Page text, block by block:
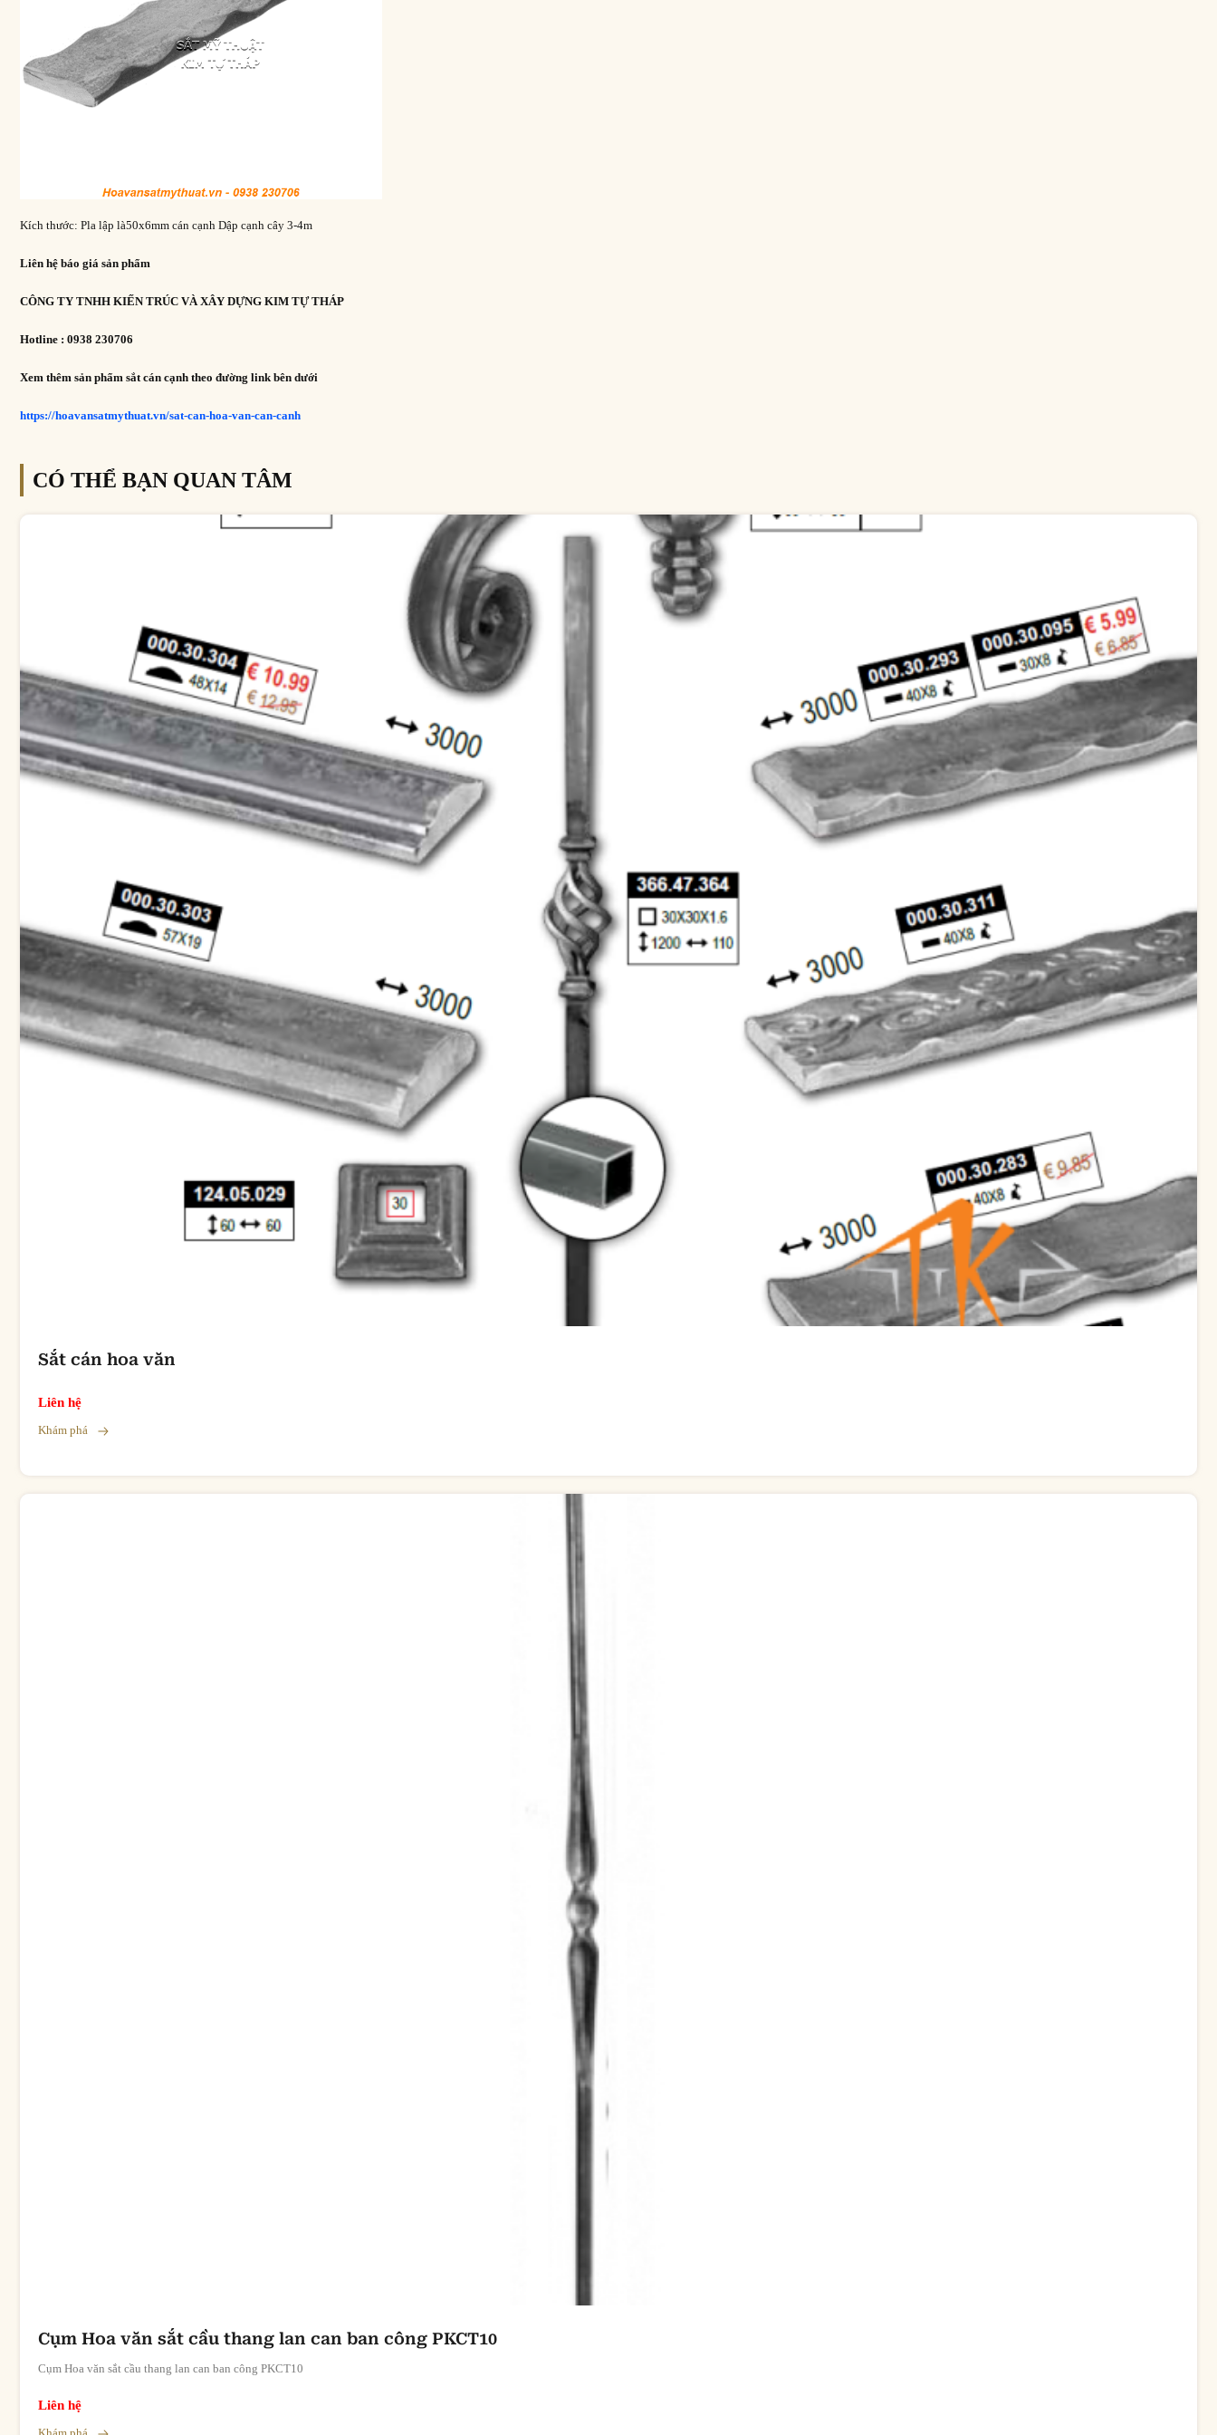
Kích thước: Pla lập là50x6mm cán cạnh Dập cạnh cây 3-4m
Liên hệ báo giá sản phẩm
CÔNG TY TNHH KIẾN TRÚC VÀ XÂY DỰNG KIM TỰ THÁP
Hotline : 0938 230706
Xem thêm sản phẩm sắt cán cạnh theo đường link bên dưới
https://hoavansatmythuat.vn/sat-can-hoa-van-can-canh
CÓ THỂ BẠN QUAN TÂM
Sắt cán hoa văn
Liên hệ
Khám phá
Cụm Hoa văn sắt cầu thang lan can ban công PKCT10
Cụm Hoa văn sắt cầu thang lan can ban công PKCT10
Liên hệ